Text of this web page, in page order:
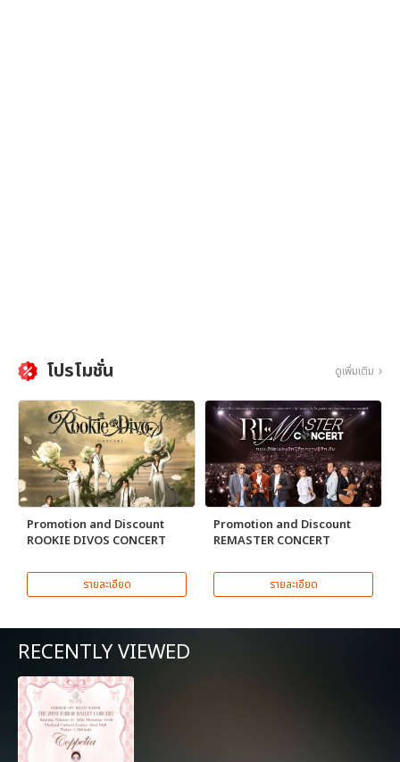
โปรโมชั่น ดูเพิ่มเติม
Promotion and Discount
ROOKIE DIVOS CONCERT
รายละเอียด
Promotion and Discount
REMASTER CONCERT
รายละเอียด
RECENTLY VIEWED